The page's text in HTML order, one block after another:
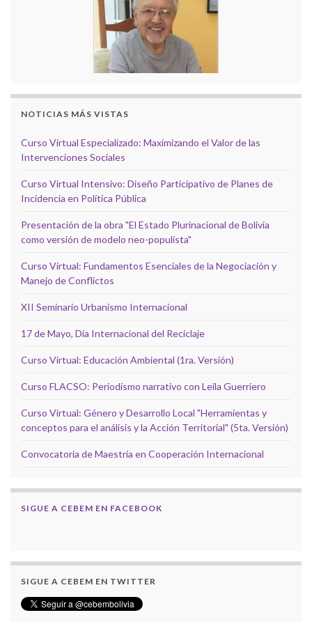
NOTICIAS MÁS VISTAS
Curso Virtual Especializado: Maximizando el Valor de las
Intervenciones Sociales
Curso Virtual Intensivo: Diseño Participativo de Planes de
Incidencia en Política Pública
Presentación de la obra "El Estado Plurinacional de Bolivia
como versión de modelo neo-populista"
Curso Virtual: Fundamentos Esenciales de la Negociación y
Manejo de Conflictos
XII Seminario Urbanismo Internacional
17 de Mayo, Día Internacional del Reciclaje
Curso Virtual: Educación Ambiental (1ra. Versión)
Curso FLACSO: Periodismo narrativo con Leila Guerriero
Curso Virtual: Género y Desarrollo Local "Herramientas y
conceptos para el análisis y la Acción Territorial" (5ta. Versión)
Convocatoria de Maestría en Cooperación Internacional
SIGUE A CEBEM EN FACEBOOK
SIGUE A CEBEM EN TWITTER